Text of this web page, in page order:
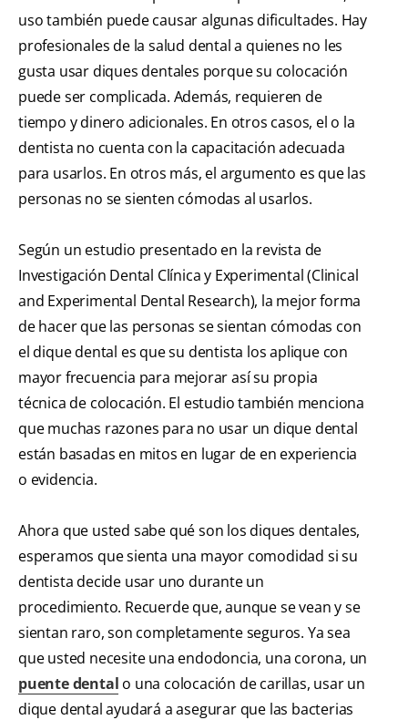
uso también puede causar algunas dificultades. Hay
profesionales de la salud dental a quienes no les
gusta usar diques dentales porque su colocación
puede ser complicada. Además, requieren de
tiempo y dinero adicionales. En otros casos, el o la
dentista no cuenta con la capacitación adecuada
para usarlos. En otros más, el argumento es que las
personas no se sienten cómodas al usarlos.
Según un estudio presentado en la revista de
Investigación Dental Clínica y Experimental ( Clinical
and Experimental Dental Research ), la mejor forma
de hacer que las personas se sientan cómodas con
el dique dental es que su dentista los aplique con
mayor frecuencia para mejorar así su propia
técnica de colocación. El estudio también menciona
que muchas razones para no usar un dique dental
están basadas en mitos en lugar de en experiencia
o evidencia.
Ahora que usted sabe qué son los diques dentales,
esperamos que sienta una mayor comodidad si su
dentista decide usar uno durante un
procedimiento. Recuerde que, aunque se vean y se
sientan raro, son completamente seguros. Ya sea
que usted necesite una endodoncia, una corona, un
puente dental o una colocación de carillas, usar un
dique dental ayudará a asegurar que las bacterias